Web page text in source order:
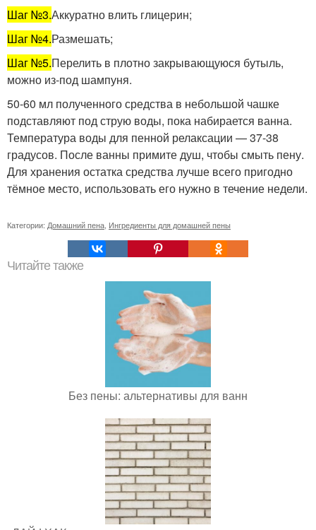
Шаг №3.Аккуратно влить глицерин;
Шаг №4.Размешать;
Шаг №5.Перелить в плотно закрывающуюся бутыль,
можно из-под шампуня.
50-60 мл полученного средства в небольшой чашке
подставляют под струю воды, пока набирается ванна.
Температура воды для пенной релаксации — 37-38
градусов. После ванны примите душ, чтобы смыть пену.
Для хранения остатка средства лучше всего пригодно
тёмное место, использовать его нужно в течение недели.
Категории: Домашний пена Ингредиенты для домашней пены
Читайте также
Без пены: альтернативы для ванн